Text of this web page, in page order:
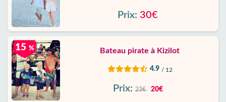
Prix: 30€
Bateau pirate à Kizilot
4.9 / 12
15 %
Prix: 23€ 20€